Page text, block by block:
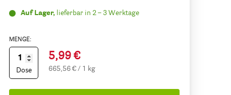
Auf Lager, lieferbar in 2 – 3 Werktage
MENGE:
Dose
5,99 €
665,56 € / 1 kg